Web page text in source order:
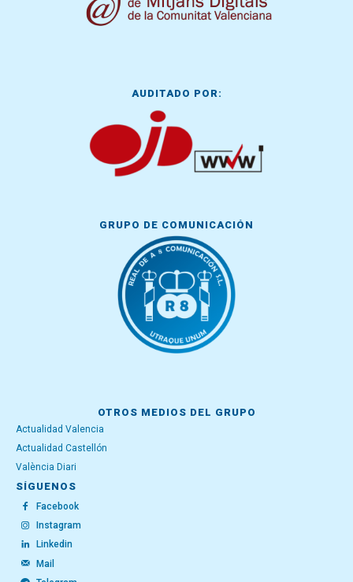
AUDITADO POR:
GRUPO DE COMUNICACIÓN
OTROS MEDIOS DEL GRUPO
Actualidad Valencia
Actualidad Castellón
València Diari
SÍGUENOS
Facebook
Instagram
Linkedin
Mail